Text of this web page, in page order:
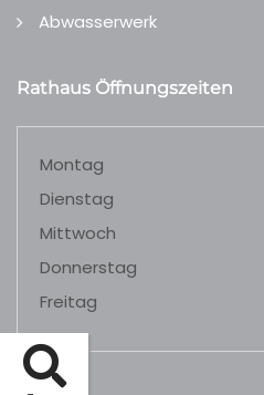
Abwasserwerk
Rathaus Öffnungszeiten
Montag
Dienstag
Mittwoch
Donnerstag
Freitag